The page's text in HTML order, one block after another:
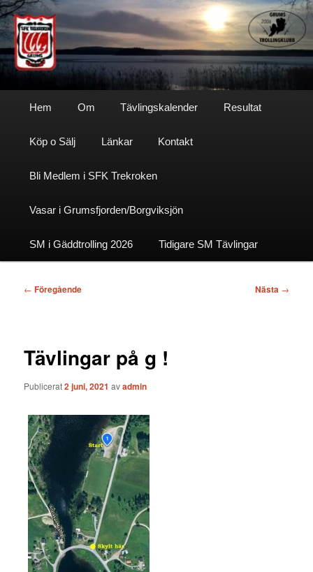
Hoppa
till
primärt
innehållSfktrekroken
Hem Om Tävlingskalender Resultat
Köp o Sälj Länkar Kontakt
Bli Medlem i SFK Trekroken
Vasar i Grumsfjorden/Borgviksjön
SM i Gäddtrolling 2026 Tidigare SM Tävlingar
Inläggsnavigering
← Föregående Nästa →
Tävlingar på g !
Publicerat2 juni, 2021 avadmin